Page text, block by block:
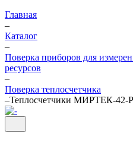
Главная
–
Каталог
–
Поверка приборов для
ресурсов
–
Поверка теплосчетчика
–Теплосчетчики МИРТЕК-42-